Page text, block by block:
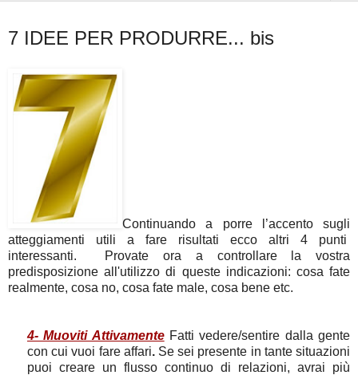
7 IDEE PER PRODURRE... bis
Continuando a porre l’accento sugli
atteggiamenti utili a fare risultati ecco altri 4 punti
interessanti. Provate ora a controllare la vostra
predisposizione all'utilizzo di queste indicazioni: cosa fate
realmente, cosa no, cosa fate male, cosa bene etc.
4- Muoviti Attivamente Fatti vedere/sentire dalla gente
con cui vuoi fare affari.Se sei presente in tante situazioni
puoi creare un flusso continuo di relazioni, avrai più